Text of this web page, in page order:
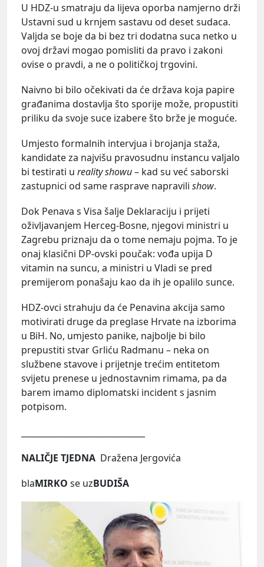
U HDZ-u smatraju da lijeva oporba namjerno drži
Ustavni sud u krnjem sastavu od deset sudaca.
Valjda se boje da bi bez tri dodatna suca netko u
ovoj državi mogao pomisliti da pravo i zakoni
ovise o pravdi, a ne o političkoj trgovini.
Naivno bi bilo očekivati da će država koja papire
građanima dostavlja što sporije može, propustiti
priliku da svoje suce izabere što brže je moguće.
Umjesto formalnih intervjua i brojanja staža,
kandidate za najvišu pravosudnu instancu valjalo
bi testirati u reality showu– kad su već saborski
zastupnici od same rasprave napravili show.
Dok Penava s Visa šalje Deklaraciju i prijeti
oživljavanjem Herceg-Bosne, njegovi ministri u
Zagrebu priznaju da o tome nemaju pojma. To je
onaj klasični DP-ovski poučak: vođa upija D
vitamin na suncu, a ministri u Vladi se pred
premijerom ponašaju kao da ih je opalilo sunce.
HDZ-ovci strahuju da će Penavina akcija samo
motivirati druge da preglase Hrvate na izborima
u BiH. No, umjesto panike, najbolje bi bilo
prepustiti stvar Grliću Radmanu – neka on
službene stavove i prijetnje trećim entitetom
svijetu prenese u jednostavnim rimama, pa da
barem imamo diplomatski incident s jasnim
potpisom.
NALIČJE TJEDNA Dražena Jergovića
blaMIRKO se uzBUDIŠA